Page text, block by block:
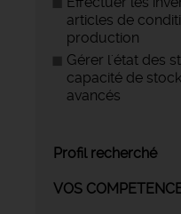
articles de
production
Gérer l'état des
capacité de
avancés
Profil recherché
VOS